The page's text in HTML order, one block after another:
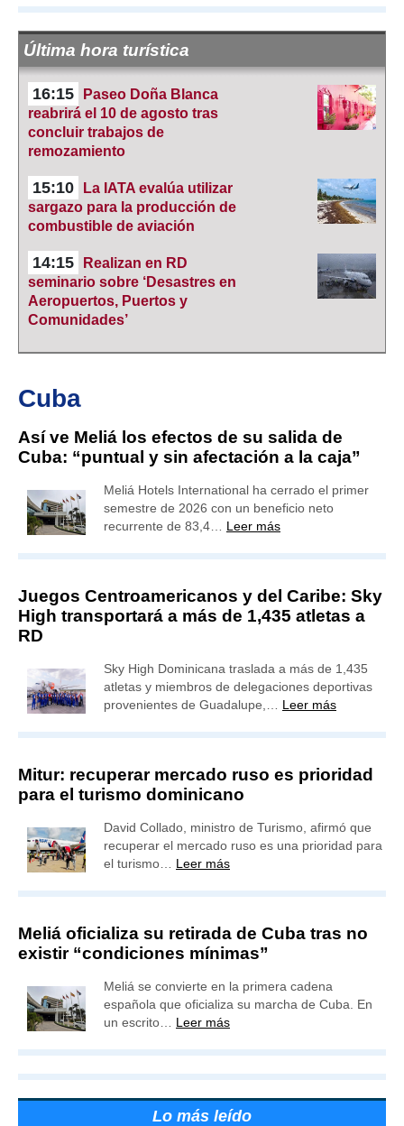
Última hora turística
16:15
Paseo Doña Blanca
reabrirá el 10 de agosto tras
concluir trabajos de
remozamiento
15:10
La IATA evalúa utilizar
sargazo para la producción de
combustible de aviación
14:15
Realizan en RD
seminario sobre ‘Desastres en
Aeropuertos, Puertos y
Comunidades’
Cuba
Así ve Meliá los efectos de su salida de
Cuba: “puntual y sin afectación a la caja”
Meliá Hotels International ha cerrado el primer
semestre de 2026 con un beneficio neto
recurrente de 83,4… Leer más
Juegos Centroamericanos y del Caribe: Sky
High transportará a más de 1,435 atletas a
RD
Sky High Dominicana traslada a más de 1,435
atletas y miembros de delegaciones deportivas
provenientes de Guadalupe,… Leer más
Mitur: recuperar mercado ruso es prioridad
para el turismo dominicano
David Collado, ministro de Turismo, afirmó que
recuperar el mercado ruso es una prioridad para
el turismo… Leer más
Meliá oficializa su retirada de Cuba tras no
existir “condiciones mínimas”
Meliá se convierte en la primera cadena
española que oficializa su marcha de Cuba. En
un escrito… Leer más
Lo más leído